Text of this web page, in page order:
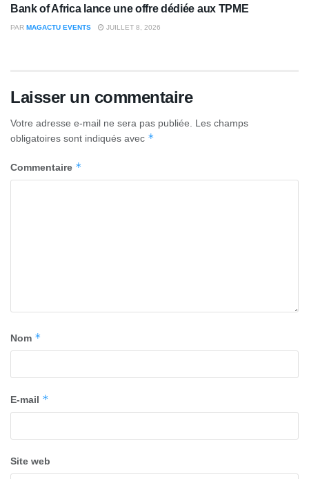
Bank of Africa lance une offre dédiée aux TPME
PAR MAGACTU EVENTS JUILLET 8, 2026
Laisser un commentaire
Votre adresse e-mail ne sera pas publiée.
Les champs
obligatoires sont indiqués avec *
Commentaire *
Nom *
E-mail *
Site web